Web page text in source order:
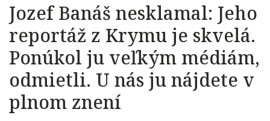
Jozef Banáš nesklamal: Jeho
reportáž z Krymu je skvelá.
Ponúkol ju veľkým médiám,
odmietli. U nás ju nájdete v
plnom znení